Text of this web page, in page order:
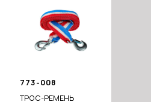
773-008
ТРОС-РЕМЕНЬ